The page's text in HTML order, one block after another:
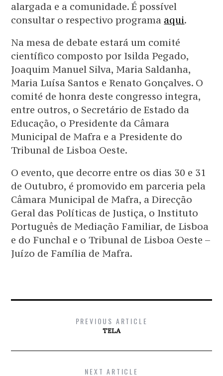
alargada e a comunidade. É possível
consultar o respectivo programa aqui.
Na mesa de debate estará um comité
científico composto por Isilda Pegado,
Joaquim Manuel Silva, Maria Saldanha,
Maria Luísa Santos e Renato Gonçalves. O
comité de honra deste congresso integra,
entre outros, o Secretário de Estado da
Educação, o Presidente da Câmara
Municipal de Mafra e a Presidente do
Tribunal de Lisboa Oeste.
O evento, que decorre entre os dias 30 e 31
de Outubro, é promovido em parceria pela
Câmara Municipal de Mafra, a Direcção
Geral das Políticas de Justiça, o Instituto
Português de Mediação Familiar, de Lisboa
e do Funchal e o Tribunal de Lisboa Oeste –
Juízo de Família de Mafra.
PREVIOUS ARTICLE
TELA
NEXT ARTICLE